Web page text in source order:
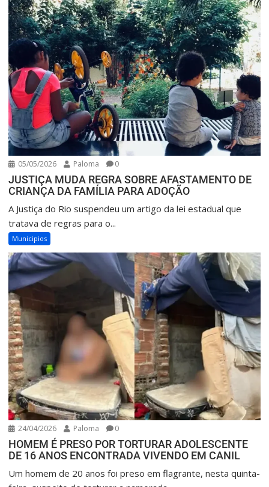
05/05/2026 Paloma 0
JUSTIÇA MUDA REGRA SOBRE AFASTAMENTO DE
CRIANÇA DA FAMÍLIA PARA ADOÇÃO
A Justiça do Rio suspendeu um artigo da lei estadual que
tratava de regras para o...
Municipios
24/04/2026 Paloma 0
HOMEM É PRESO POR TORTURAR ADOLESCENTE
DE 16 ANOS ENCONTRADA VIVENDO EM CANIL
Um homem de 20 anos foi preso em flagrante, nesta quinta-